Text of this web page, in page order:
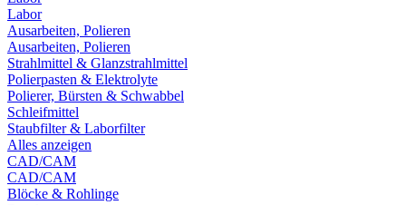
Labor
Ausarbeiten, Polieren
Ausarbeiten, Polieren
Strahlmittel & Glanzstrahlmittel
Polierpasten & Elektrolyte
Polierer, Bürsten & Schwabbel
Schleifmittel
Staubfilter & Laborfilter
Alles anzeigen
CAD/CAM
CAD/CAM
Blöcke & Rohlinge